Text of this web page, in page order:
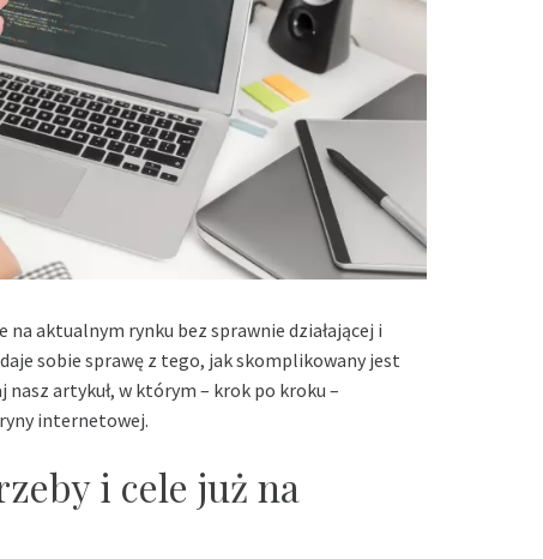
na aktualnym rynku bez sprawnie działającej i
sobie sprawę z tego, jak skomplikowany jest
artykuł, w którym – krok po kroku –
internetowej.
i cele już na